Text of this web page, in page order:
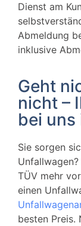
Dienst am
Abmeldung
inklusive
Geht
nicht –
bei uns
Sie sorgen
TÜV mehr
einen
besten Preis.